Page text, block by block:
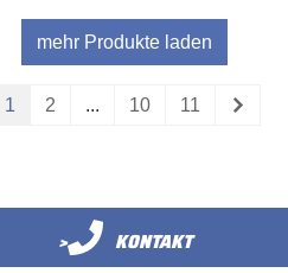
mehr Produkte laden
1 2 ... 10 11
> KONTAKT